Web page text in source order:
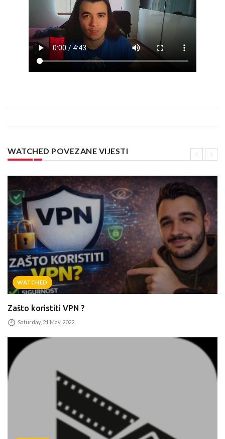
WATCHED POVEZANE VIJESTI
WATCHED
Zašto koristiti VPN ?
Saturday, 21 May, 2022